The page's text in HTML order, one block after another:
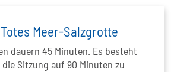
Meer-Salzgrotte
dauern 45 Minuten. Es besteht
Sitzung auf 90 Minuten zu